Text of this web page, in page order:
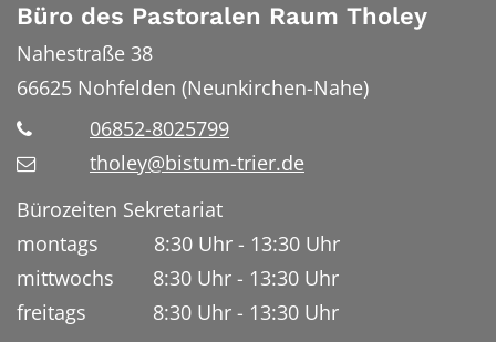
Büro des Pastoralen Raum Tholey
Nahestraße 38
66625 Nohfelden (Neunkirchen-Nahe)
06852-8025799
tholey@bistum-trier.de
Bürozeiten Sekretariat
montags 8:30 Uhr - 13:30 Uhr
mittwochs 8:30 Uhr - 13:30 Uhr
freitags 8:30 Uhr - 13:30 Uhr